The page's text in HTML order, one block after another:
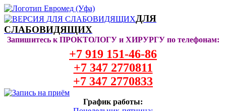
ДЛЯ
СЛАБОВИДЯЩИХ
Запишитесь к ПРОКТОЛОГУ и ХИРУРГУ по телефонам:
+7 919 151-46-86
+7 347 2770811
+7 347 2770833
График работы: